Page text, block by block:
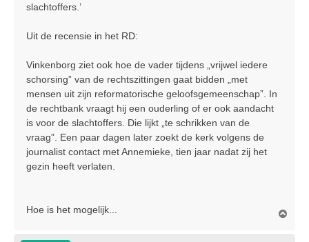
slachtoffers.’
Uit de recensie in het RD:
Vinkenborg ziet ook hoe de vader tijdens „vrijwel iedere
schorsing” van de rechtszittingen gaat bidden „met
mensen uit zijn reformatorische geloofsgemeenschap”. In
de rechtbank vraagt hij een ouderling of er ook aandacht
is voor de slachtoffers. Die lijkt „te schrikken van de
vraag”. Een paar dagen later zoekt de kerk volgens de
journalist contact met Annemieke, tien jaar nadat zij het
gezin heeft verlaten.
Hoe is het mogelijk...